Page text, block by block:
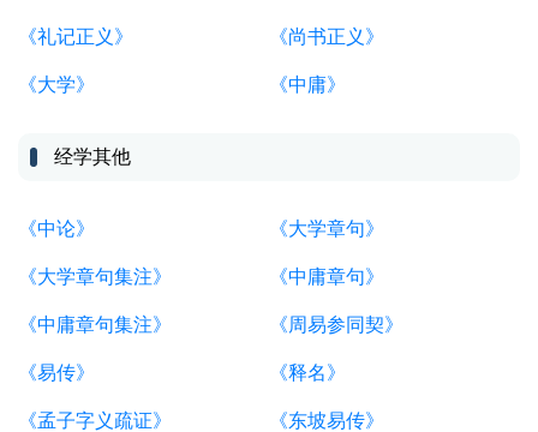
《礼记正义》 《尚书正义》
《大学》 《中庸》
经学其他
《中论》 《大学章句》
《大学章句集注》 《中庸章句》
《中庸章句集注》 《周易参同契》
《易传》 《释名》
《孟子字义疏证》 《东坡易传》